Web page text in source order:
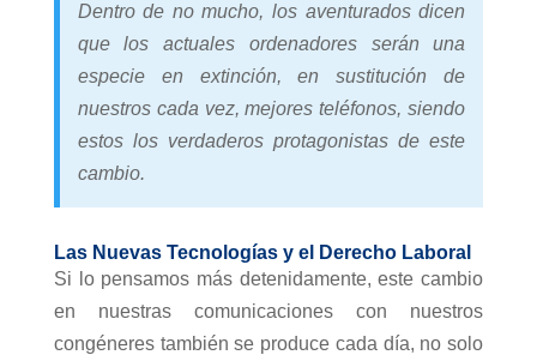
Dentro de no mucho, los aventurados dicen
que los actuales ordenadores serán una
especie en extinción, en sustitución de
nuestros cada vez, mejores teléfonos, siendo
estos los verdaderos protagonistas de este
cambio.
Las Nuevas Tecnologías y el Derecho Laboral
Si lo pensamos más detenidamente, este cambio
en nuestras comunicaciones con nuestros
congéneres también se produce cada día, no solo